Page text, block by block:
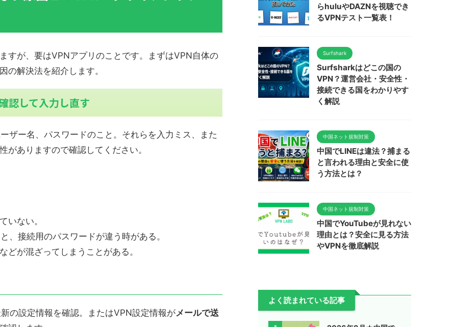
すが、要はVPNアプリのことです。まずはVPN自体の
の解決法を紹介します。
認して入力し直す
ザー名、パスワードのこと。それらを入力ミス、また
がありますので確認してください。
いない。
、接続用のパスワードが違う時がある。
どが混ざってしまうことがある。
新の設定情報を確認。またはVPN設定情報がメールで送
らhuluやDAZNを視聴でき
るVPNテスト一覧表！
Surfshark
Surfsharkはどこの国の
VPN？運営会社・安全性・
接続できる国をわかりやす
く解説
中国ネット規制対策
中国でLINEは違法？捕まる
と言われる理由と安全に使
う方法とは？
中国ネット規制対策
中国でYouTubeが見れない
理由とは？安全に見る方法
やVPNを徹底解説
よく読まれている記事